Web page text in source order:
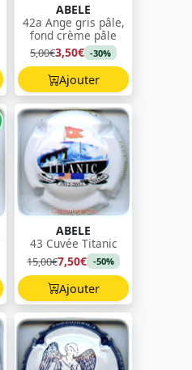
ABELE
42a Ange gris pâle,
fond crème pâle
5,00€3,50€ -30%
Ajouter
ABELE
43 Cuvée Titanic
15,00€7,50€ -50%
Ajouter